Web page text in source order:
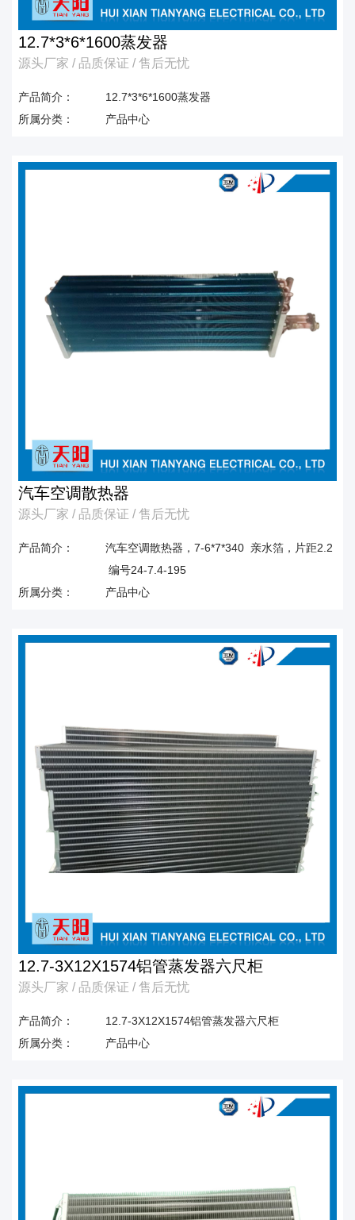
12.7*3*6*1600蒸发器
源头厂家 / 品质保证 / 售后无忧
产品简介：
12.7*3*6*1600蒸发器
所属分类：
产品中心
汽车空调散热器
源头厂家 / 品质保证 / 售后无忧
产品简介：
汽车空调散热器，7-6*7*340 亲水箔，片距2.2
编号24-7.4-195
所属分类：
产品中心
12.7-3X12X1574铝管蒸发器六尺柜
源头厂家 / 品质保证 / 售后无忧
产品简介：
12.7-3X12X1574铝管蒸发器六尺柜
所属分类：
产品中心